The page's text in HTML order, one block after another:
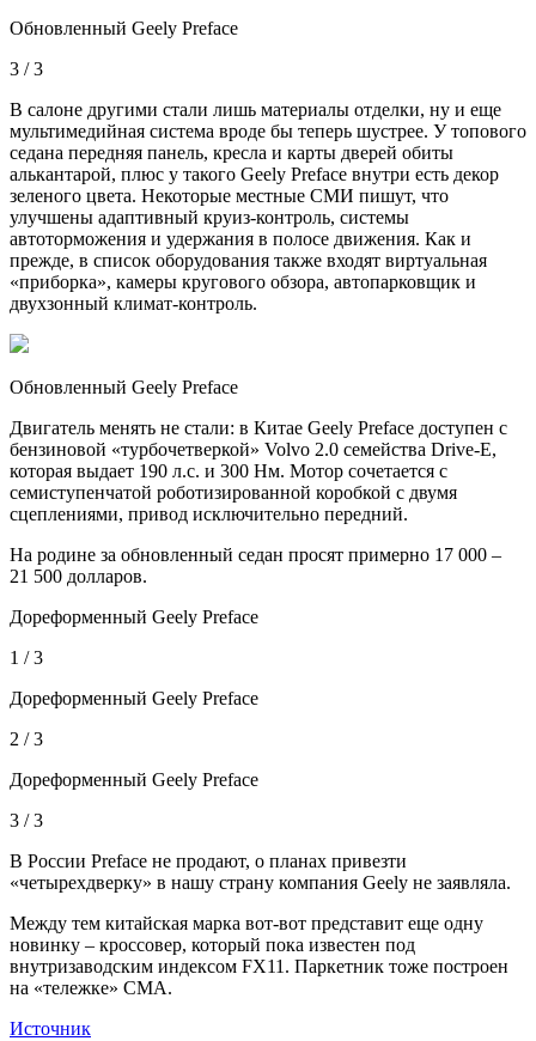
Обновленный Geely Preface
3 / 3
В салоне другими стали лишь материалы отделки, ну и еще
мультимедийная система вроде бы теперь шустрее. У топового
седана передняя панель, кресла и карты дверей обиты
алькантарой, плюс у такого Geely Preface внутри есть декор
зеленого цвета. Некоторые местные СМИ пишут, что
улучшены адаптивный круиз-контроль, системы
автоторможения и удержания в полосе движения. Как и
прежде, в список оборудования также входят виртуальная
«приборка», камеры кругового обзора, автопарковщик и
двухзонный климат-контроль.
Обновленный Geely Preface
Двигатель менять не стали: в Китае Geely Preface доступен с
бензиновой «турбочетверкой» Volvo 2.0 семейства Drive-E,
которая выдает 190 л.с. и 300 Нм. Мотор сочетается с
семиступенчатой роботизированной коробкой с двумя
сцеплениями, привод исключительно передний.
На родине за обновленный седан просят примерно 17 000 –
21 500 долларов.
Дореформенный Geely Preface
1 / 3
Дореформенный Geely Preface
2 / 3
Дореформенный Geely Preface
3 / 3
В России Preface не продают, о планах привезти
«четырехдверку» в нашу страну компания Geely не заявляла.
Между тем китайская марка вот-вот представит еще одну
новинку – кроссовер, который пока известен под
внутризаводским индексом FX11. Паркетник тоже построен
на «тележке» CMA.
Источник